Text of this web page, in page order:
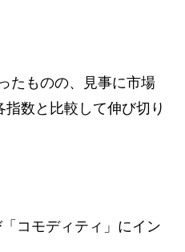
たものの、見事に市場
数と比較して伸び切り
コモディティ」にイン